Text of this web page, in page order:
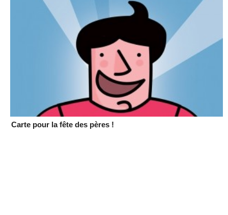
Carte pour la fête des pères !